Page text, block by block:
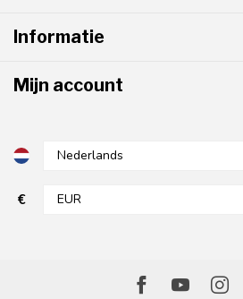
Informatie
Mijn account
€